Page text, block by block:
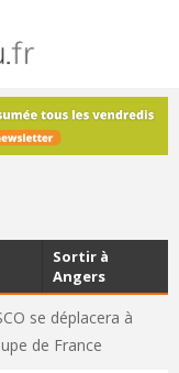
vendredi dans
se déplacera à
de France
Sortir à
Angers